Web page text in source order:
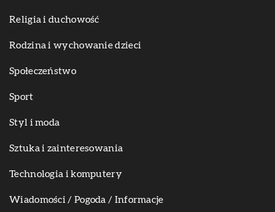
Religia i duchowość
Rodzina i wychowanie dzieci
Społeczeństwo
Sport
Styl i moda
Sztuka i zainteresowania
Technologia i komputery
Wiadomości / Pogoda / Informacje